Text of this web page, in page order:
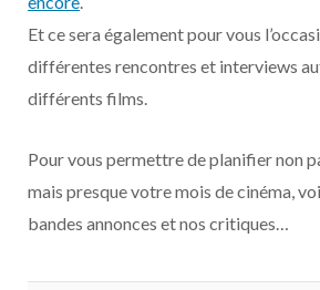
Et ce sera également pour vous
différentes rencontres et interviews
différents films.
Pour vous permettre de planifier non
mais presque votre mois de cinéma,
bandes annonces et nos critiques…